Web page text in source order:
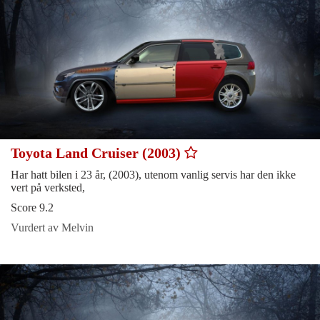
Toyota Land Cruiser (2003)
Har hatt bilen i 23 år, (2003), utenom vanlig servis har den ikke
vert på verksted,
Score 9.2
Vurdert av Melvin